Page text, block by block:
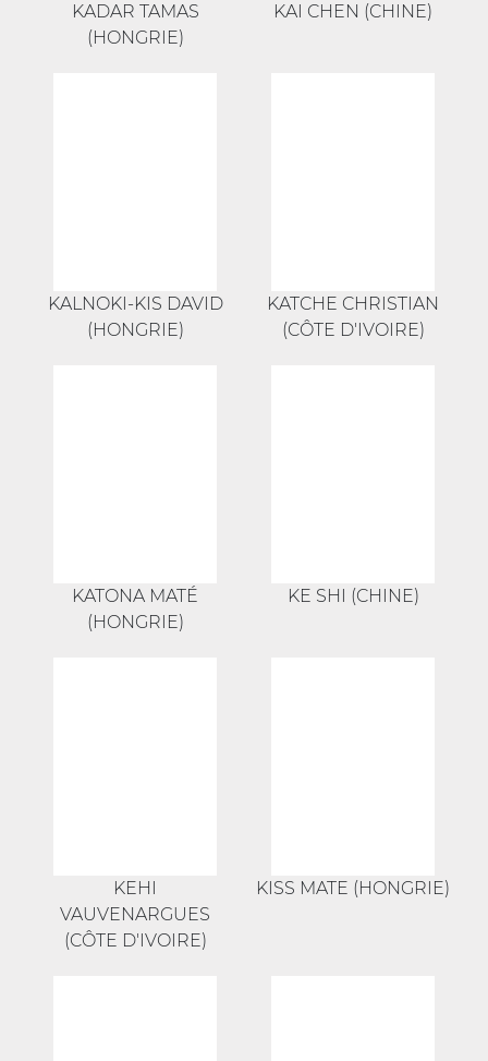
KADAR TAMAS
(HONGRIE)
KAI CHEN (CHINE)
KALNOKI-KIS DAVID
(HONGRIE)
KATCHE CHRISTIAN
(CÔTE D'IVOIRE)
KATONA MATÉ
(HONGRIE)
KE SHI (CHINE)
KEHI
VAUVENARGUES
(CÔTE D'IVOIRE)
KISS MATE (HONGRIE)